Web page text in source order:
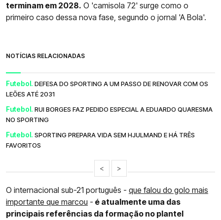
terminam em 2028. O 'camisola 72' surge como o
primeiro caso dessa nova fase, segundo o jornal 'A Bola'.
NOTÍCIAS RELACIONADAS
Futebol. DEFESA DO SPORTING A UM PASSO DE RENOVAR COM OS
LEÕES ATÉ 2031
Futebol. RUI BORGES FAZ PEDIDO ESPECIAL A EDUARDO QUARESMA
NO SPORTING
Futebol. SPORTING PREPARA VIDA SEM HJULMAND E HÁ TRÊS
FAVORITOS
< >
O internacional sub-21 português - que falou do golo mais
importante que marcou - é atualmente uma das
principais referências da formação no plantel